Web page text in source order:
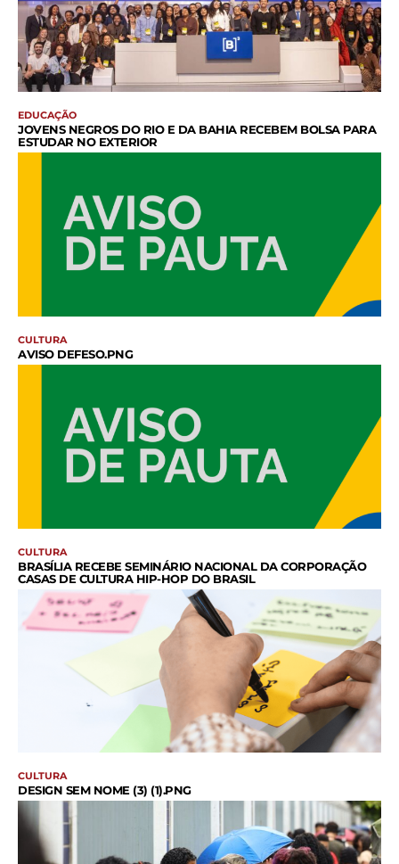
22/07/23 Feira de Empreendedorismo
Gastronômico vai até hoje, no Gama
01:45
22/07/23 Gestantes terão sigilo garantido ao
entregar bebê para a adoção
22/07/23 A Feira da Uva e do Vinho vem aí!
01:42
brasiliense da Casa Worship
11:57
Deputado Iolando Almeida fala sobre apoio à
Festa do Morango de Brazlândia
03:25
Bolsonaro na Câmara Legislativa
14:57
participação na Feira do Livro de Brasília
01:43
EDUCAÇÃO
JOVENS NEGROS DO RIO E DA BAHIA RECEBEM BOLSA PARA
ESTUDAR NO EXTERIOR
CULTURA
AVISO DEFESO.PNG
CULTURA
BRASÍLIA RECEBE SEMINÁRIO NACIONAL DA CORPORAÇÃO
CASAS DE CULTURA HIP-HOP DO BRASIL
CULTURA
DESIGN SEM NOME (3) (1).PNG